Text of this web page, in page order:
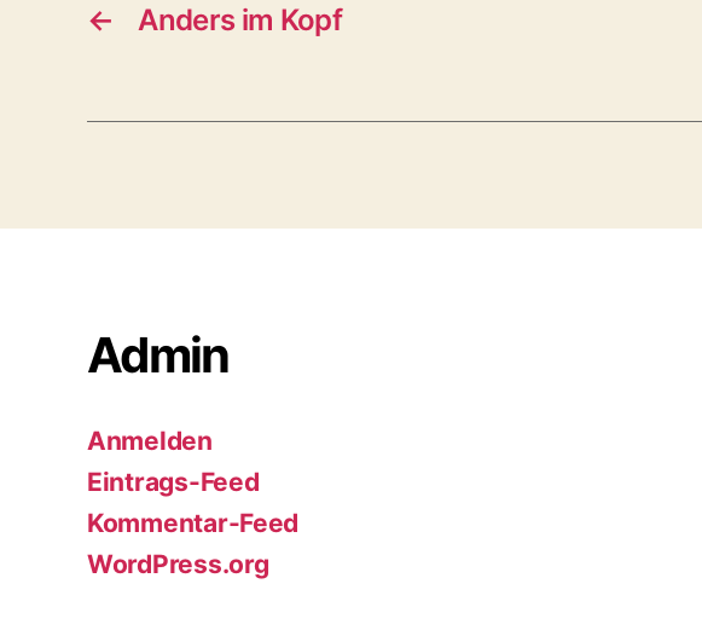
← Anders im Kopf
Admin
Anmelden
Eintrags-Feed
Kommentar-Feed
WordPress.org